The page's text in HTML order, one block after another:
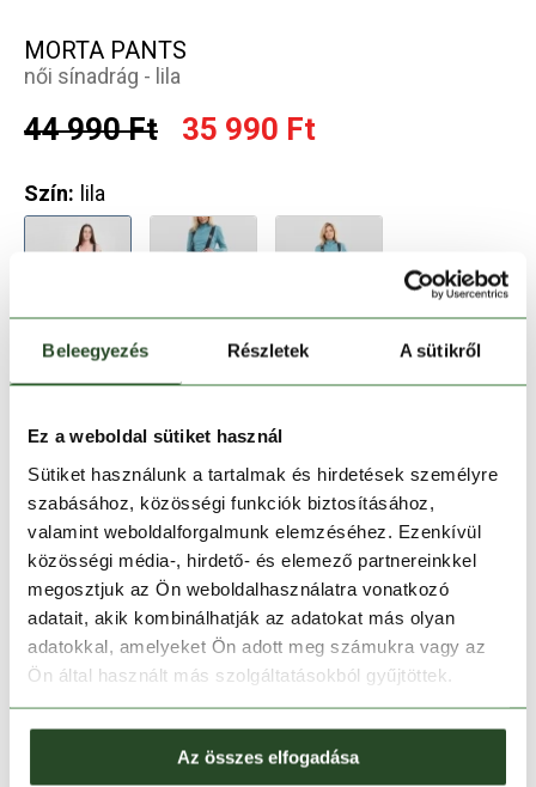
Beleegyezés Részletek A sütikről
Ez a weboldal sütiket használ
Sütiket használunk a tartalmak és hirdetések személyre
szabásához, közösségi funkciók biztosításához,
valamint weboldalforgalmunk elemzéséhez. Ezenkívül
közösségi média-, hirdető- és elemező partnereinkkel
megosztjuk az Ön weboldalhasználatra vonatkozó
adatait, akik kombinálhatják az adatokat más olyan
adatokkal, amelyeket Ön adott meg számukra vagy az
Ön által használt más szolgáltatásokból gyűjtöttek.
Az összes elfogadása
MORTA PANTS
női sínadrág - lila
44 990 Ft 35 990 Ft
Szín: lila
S M
Kosárba teszem
Melyik üzletben elérhető|Foglalás
30 napos visszaküldés
1-2 munkanapos szállítás